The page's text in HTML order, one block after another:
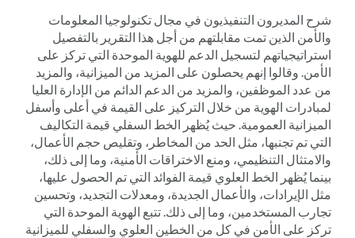
شرح المديرون التنفيذيون في مجال تكنولوجيا المعلومات
والأمن الذين تمت مقابلتهم من أجل هذا التقرير بالتفصيل
استراتيجياتهم لتسجيل الدعم للهوية الموحدة التي تركز على
الأمن. وقالوا إنهم يحصلون على المزيد من الميزانية، والمزيد
من عدد الموظفين، والمزيد من الدعم الدائم من الإدارة العليا
لمبادرات الهوية من خلال التركيز على القيمة في أعلى وأسفل
الميزانية العمومية. حيث يُظهر الخط السفلي قيمة التكاليف
التي تم تجنبها، مثل الحد من المخاطر، وتقليص حجم الأعمال،
والامتثال التنظيمي، ومنع الاختراقات الأمنية، وما إلى ذلك،
بينما يُظهر الخط العلوي قيمة الفوائد التي تم الحصول عليها،
مثل الإيرادات، والأعمال الجديدة، ومعدلات التجديد، وتحسين
تجارب المستخدمين، وما إلى ذلك. تتبع الهوية الموحدة التي
تركز على الأمن في كل من الخطين العلوي والسفلي للميزانية